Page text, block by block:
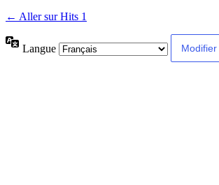
← Aller sur Hits 1
Langue